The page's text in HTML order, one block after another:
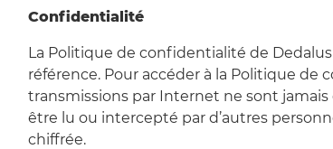
Confidentialité
La Politique de confidentialité de
référence. Pour accéder à la Politique de
transmissions par Internet ne sont
être lu ou intercepté par d’autres
chiffrée.